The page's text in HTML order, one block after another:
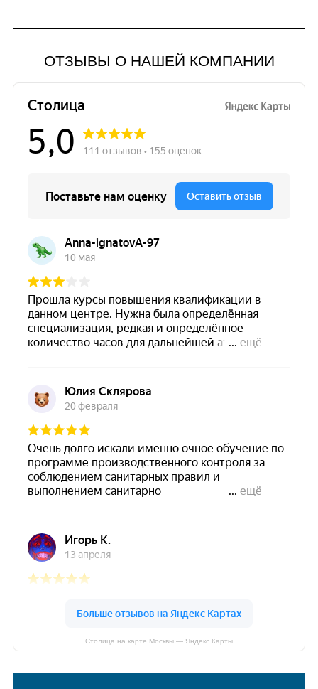
ОТЗЫВЫ О НАШЕЙ КОМПАНИИ
Столица на карте Москвы — Яндекс Карты